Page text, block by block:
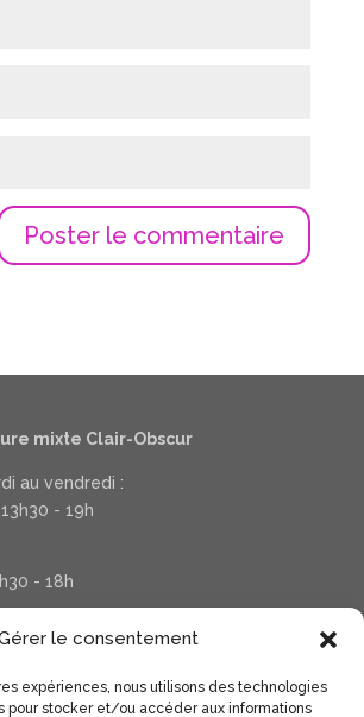
le consentement
expériences, nous utilisons des technologies
pour stocker et/ou accéder aux informations
mixte Clair-Obscur
au vendredi :
- 19h
- 18h
03 20 37 31 78
de votre salon sur Facebook